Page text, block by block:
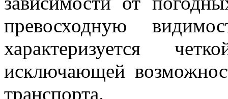
превосходную
характеризуется
исключающей
транспорта.